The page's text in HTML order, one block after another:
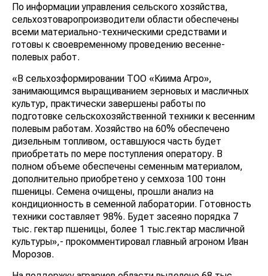
По информации управления сельского хозяйства,
сельхозтоваропроизводители области обеспечены
всеми материально-техническими средствами и
готовы к своевременному проведению весенне-
полевых работ.
«В сельхозформировании ТОО «Киима Агро»,
занимающимся выращиванием зерновых и масличных
культур, практически завершены работы по
подготовке сельскохозяйственной техники к весенним
полевым работам. Хозяйство на 60% обеспечено
дизельным топливом, оставшуюся часть будет
приобретать по мере поступления оператору. В
полном объеме обеспечены семенным материалом,
дополнительно приобретено у семхоза 100 тонн
пшеницы. Семена очищены, прошли анализ на
кондиционность в семенной лаборатории. Готовность
техники составляет 98%. Будет засеяно порядка 7
тыс. гектар пшеницы, более 1 тыс.гектар масличной
культуры»,- прокомментировал главный агроном Иван
Морозов.